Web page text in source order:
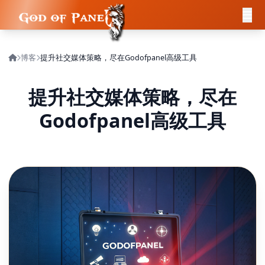
博客 提升社交媒体策略，尽在Godofpanel高级工具
提升社交媒体策略，尽在
Godofpanel高级工具